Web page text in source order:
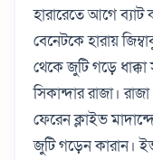
হারারেতে আগে ব্যাট
বেনেটকে হারায়
থেকে জুটি গড়ে
সিকান্দার রাজা।
ফেরেন ক্লাইভ
জুটি গড়েন কারান।